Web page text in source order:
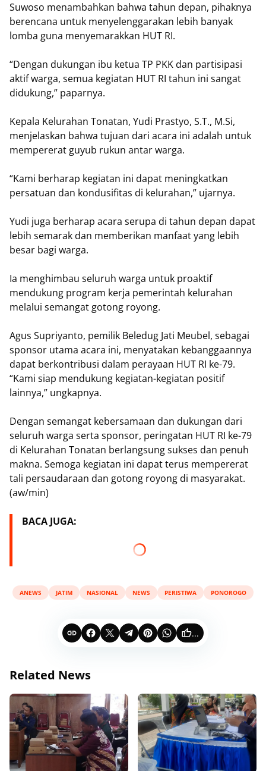
Suwoso menambahkan bahwa tahun depan, pihaknya
berencana untuk menyelenggarakan lebih banyak
lomba guna menyemarakkan HUT RI.
“Dengan dukungan ibu ketua TP PKK dan partisipasi
aktif warga, semua kegiatan HUT RI tahun ini sangat
didukung,” paparnya.
Kepala Kelurahan Tonatan, Yudi Prastyo, S.T., M.Si,
menjelaskan bahwa tujuan dari acara ini adalah untuk
mempererat guyub rukun antar warga.
“Kami berharap kegiatan ini dapat meningkatkan
persatuan dan kondusifitas di kelurahan,” ujarnya.
Yudi juga berharap acara serupa di tahun depan dapat
lebih semarak dan memberikan manfaat yang lebih
besar bagi warga.
Ia menghimbau seluruh warga untuk proaktif
mendukung program kerja pemerintah kelurahan
melalui semangat gotong royong.
Agus Supriyanto, pemilik Beledug Jati Meubel, sebagai
sponsor utama acara ini, menyatakan kebanggaannya
dapat berkontribusi dalam perayaan HUT RI ke-79.
“Kami siap mendukung kegiatan-kegiatan positif
lainnya,” ungkapnya.
Dengan semangat kebersamaan dan dukungan dari
seluruh warga serta sponsor, peringatan HUT RI ke-79
di Kelurahan Tonatan berlangsung sukses dan penuh
makna. Semoga kegiatan ini dapat terus mempererat
tali persaudaraan dan gotong royong di masyarakat.
(aw/min)
BACA JUGA:
ANEWS JATIM NASIONAL NEWS PERISTIWA PONOROGO
...
Related News